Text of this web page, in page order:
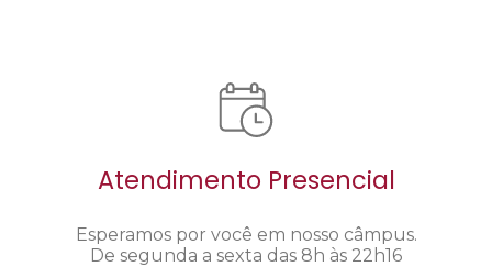
Atendimento Presencial
Esperamos por você em nosso câmpus.
De segunda a sexta das 8h às 22h16